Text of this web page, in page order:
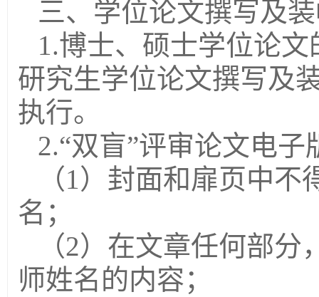
三、学位论文撰写及
1.博士、硕士学位论
研究生学位论文撰写及
执行。
2.“双盲”评审论文电子
（1）封面和扉页中不
名；
（2）在文章任何部分
师姓名的内容；